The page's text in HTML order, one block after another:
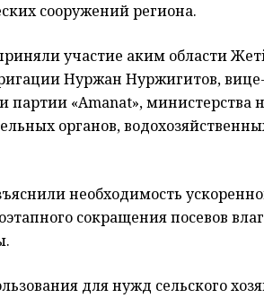
сооружений региона.
участие аким области
Нуржан Нуржигитов,
партии «Amanat»,
органов,
необходимость
сокращения посевов
для нужд сельского